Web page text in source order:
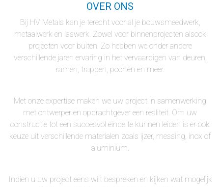
OVER ONS
Bij HV Metals kan je terecht voor al je bouwsmeedwerk,
metaalwerk en laswerk. Zowel voor binnenprojecten alsook
projecten voor buiten. Zo hebben we onder andere
verschillende jaren ervaring in het vervaardigen van deuren,
ramen, trappen, poorten en meer.
Met onze expertise maken we uw project in samenwerking
met ontwerper en opdrachtgever een realiteit. Om uw
constructie tot een succesvol einde te kunnen leiden is er ook
keuze uit verschillende materialen zoals ijzer, messing, inox of
aluminium.
Indien u uw project eens wilt bespreken en kijken wat mogelijk